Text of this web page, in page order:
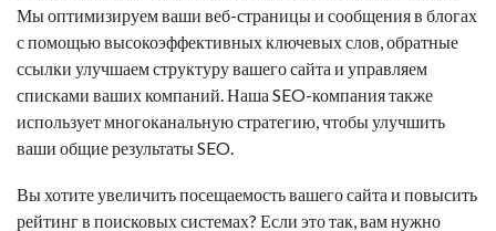
Мы оптимизируем ваши веб-страницы и сообщения в блогах
с помощью высокоэффективных ключевых слов,обратные
ссылки улучшаем структуру вашего сайта и управляем
списками ваших компаний. Наша SEO-компания также
использует многоканальную стратегию, чтобы улучшить
ваши общие результаты SEO.
Вы хотите увеличить посещаемость вашего сайта и повысить
рейтинг в поисковых системах? Если это так, вам нужно